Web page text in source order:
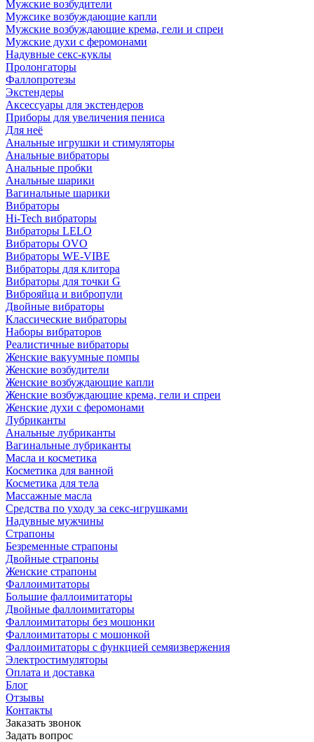
Мужские возбудители
Мужсике возбуждающие капли
Мужские возбуждающие крема, гели и спреи
Мужские духи с феромонами
Надувные секс-куклы
Пролонгаторы
Фаллопротезы
Экстендеры
Аксессуары для экстендеров
Приборы для увеличения пениса
Для неё
Анальные игрушки и стимуляторы
Анальные вибраторы
Анальные пробки
Анальные шарики
Вагинальные шарики
Вибраторы
Hi-Tech вибраторы
Вибраторы LELO
Вибраторы OVO
Вибраторы WE-VIBE
Вибраторы для клитора
Вибраторы для точки G
Виброяйца и вибропули
Двойные вибраторы
Классические вибраторы
Наборы вибраторов
Реалистичные вибраторы
Женские вакуумные помпы
Женские возбудители
Женские возбуждающие капли
Женские возбуждающие крема, гели и спреи
Женские духи с феромонами
Лубриканты
Анальные лубриканты
Вагинальные лубриканты
Масла и косметика
Косметика для ванной
Косметика для тела
Массажные масла
Средства по уходу за секс-игрушками
Надувные мужчины
Страпоны
Безременные страпоны
Двойные страпоны
Женские страпоны
Фаллоимитаторы
Большие фаллоимитаторы
Двойные фаллоимитаторы
Фаллоимитаторы без мошонки
Фаллоимитаторы с мошонкой
Фаллоимитаторы с функцией семяизвержения
Электростимуляторы
Оплата и доставка
Блог
Отзывы
Контакты
Заказать звонок
Задать вопрос